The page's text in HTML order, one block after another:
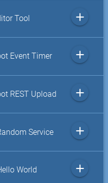
Tool add
Event Timer add
REST Upload add
Service add
World add